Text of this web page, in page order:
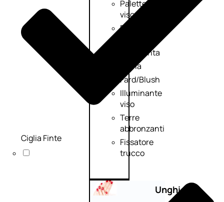
Palette
viso
Primer
Fondotinta
Cipria
Fard/Blush
Illuminante
viso
Terre
abbronzanti
Fissatore
trucco
Unghie
Ciglia Finte